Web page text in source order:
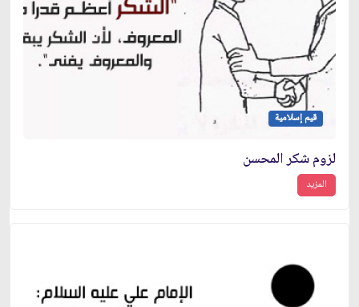
قيم إسلامية
لزوم شكر المحسن
المزيد